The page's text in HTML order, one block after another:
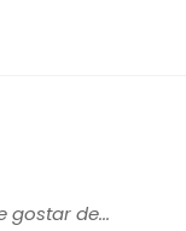
gostar de...